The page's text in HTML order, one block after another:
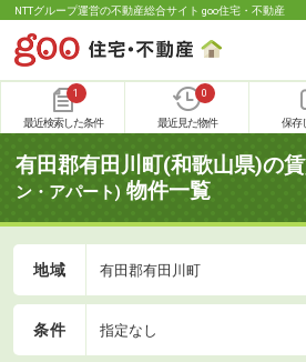
NTTグループ運営の不動産総合サイト goo住宅・不動産
1
最近検索した条件
0
最近見た物件 保存
有田郡有田川町(和歌山県)の
ン・アパート) 物件一覧
地域 有田郡有田川町
条件 指定なし